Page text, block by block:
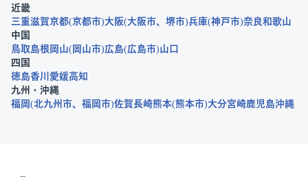
近畿
三重滋賀京都 京都市 大阪 大阪市 堺市 兵庫 神戸市 奈良和歌山
中国
鳥取島根 岡山 岡山市 広島 広島市 山口
四国
徳島香川 愛媛高知
九州・沖縄
福岡
北九州市 福岡市 佐賀長崎熊本 熊本市 大分宮崎鹿児島沖縄